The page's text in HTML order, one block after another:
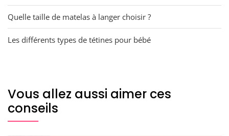
Quelle taille de matelas à langer choisir ?
Les différents types de tétines pour bébé
Vous allez aussi aimer ces
conseils